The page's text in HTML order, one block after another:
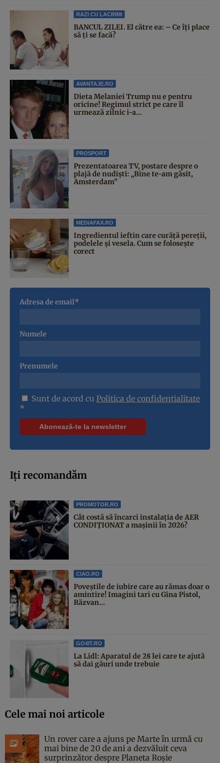
RAZI CU LACRIMI
BANCUL ZILEI. El către ea: – Ce îți place
să ți se facă?
AVANTAJE.RO
Dieta Melaniei Trump nu e pentru
oricine! Regimul strict pe care îl
urmează zilnic i-a...
PROSPORT
Prezentatoarea TV, postare despre o
plajă de nudiști: „Bine te-am găsit,
Amsterdam”
MEDIAFAX.RO
Ingredientul ieftin care curăță pereții,
podelele și vesela. Cum se folosește
corect
Adresa de email*
Numele
Prenumele
Sunt de acord cu Politica de confidentialitate
*
Iți recomandăm
PROMOTOR.RO
Cât costă să încarci instalația de AER
CONDIȚIONAT a mașinii în 2026?
CIAO.RO
Poveştile de iubire care au rămas doar o
amintire! Imagini tari cu Gina Pistol,
Răzvan...
GO4IT.RO
La Lidl: Aparatul de 28 lei care te ajută
să dai găuri unde trebuie
Cele mai noi articole
Un rover care a ajuns pe Marte în urmă cu
mai bine de 20 de ani a dezvăluit ceva
surprinzător despre Planeta Roșie